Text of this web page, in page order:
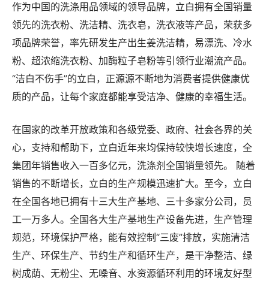
作为中国的洗涤用品领域的领导品牌，立白拥有全国销量
领先的洗衣粉、洗洁精、洗衣皂，洗衣液等产品，荣获多
项品牌荣誉，率先研发生产出生姜洗洁精，易漂洗、冷水
粉、超浓缩洗衣粉、加酶粒子皂粉等引领行业潮流产品。
“洁白不伤手”的立白，正源源不断地为消费者提供健康优
质的产品，让每个家庭都能享受洁净、健康的幸福生活。
在国家的改革开放政策和各级党委、政府、社会各界的关
心，支持和帮助下，立白近年来均保持较快增长速度，全
集团年销售收入一百多亿元，洗涤剂全国销量领先。 随着
销售的不断增长，立白的生产规模迅速扩大。至今，立白
在全国各地已拥有十三大生产基地、三十多家分公司，员
工一万多人。全国各大生产基地生产设备先进，生产管理
规范，环境保护严格，能有效控制“三废”排放，实施清洁
生产、环保生产、节约生产和循环生产，是干净整洁、绿
树成荫、无粉尘、无噪音、水资源循环利用的环境友好型